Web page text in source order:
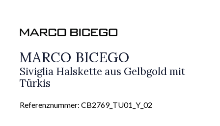
MARCO BICEGO
Siviglia Halskette aus Gelbgold mit
Türkis
Referenznummer: CB2769_TU01_Y_02